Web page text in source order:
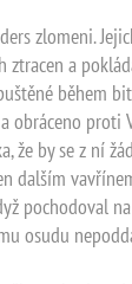
zlomeni.
ztracen a
během
obráceno proti
že by se z ní
dalším
pochodoval na
osudu